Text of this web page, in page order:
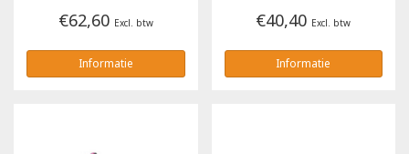
€62,60 Excl. btw
Informatie
€40,40 Excl. btw
Informatie